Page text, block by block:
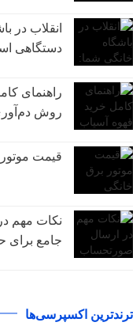
انقلاب در
دستگاهی
راهنمای
روش
قیمت
نکات مهم
جامع برای
ترندترین اکسپرسی‌ها